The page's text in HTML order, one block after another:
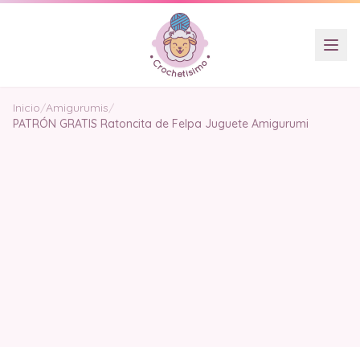
Inicio/Amigurumis/
PATRÓN GRATIS Ratoncita de Felpa Juguete Amigurumi